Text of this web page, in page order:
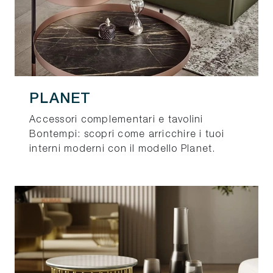
PLANET
Accessori complementari e tavolini
Bontempi: scopri come arricchire i tuoi
interni moderni con il modello Planet.